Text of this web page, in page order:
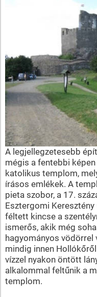
A legjellegzetesebb
mégis a fentebbi
katolikus templom,
írásos emlékek. A
pieta szobor, a 17.
Esztergomi
féltett kincse a
ismerős, akik még
hagyományos
mindig innen
vízzel nyakon öntött
alkalommal feltűnik a
templom.